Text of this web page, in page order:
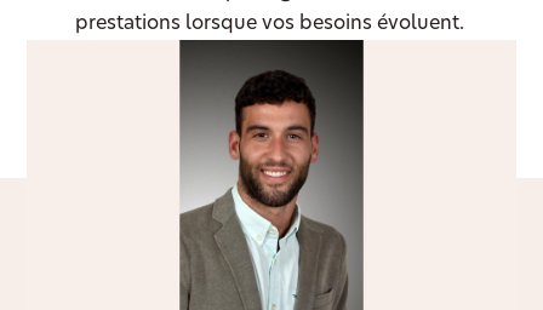
prestations lorsque vos besoins évoluent.